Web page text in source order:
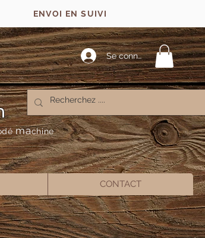
ENVOI EN SUIVI
Se connecter
démachine
CONTACT